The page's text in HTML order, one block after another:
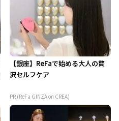
【銀座】ReFaで始める大人の贅
沢セルフケア
PR (ReFa GINZA on CREA)